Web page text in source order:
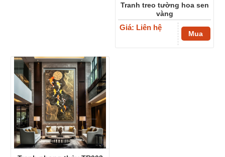
Tranh treo tường hoa sen
vàng
Giá: Liên hệ
Mua